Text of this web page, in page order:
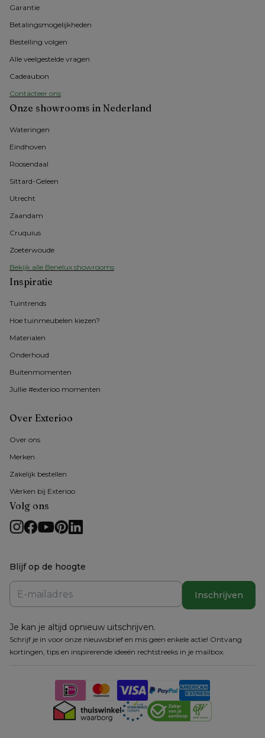
Garantie
Betalingsmogelijkheden
Bestelling volgen
Alle veelgestelde vragen
Cadeaubon
Contacteer ons
Onze showrooms in Nederland
Wateringen
Eindhoven
Roosendaal
Sittard-Geleen
Utrecht
Zaandam
Cruquius
Zoeterwoude
Bekijk alle Benelux showrooms
Inspiratie
Tuintrends
Hoe tuinmeubelen kiezen?
Materialen
Onderhoud
Buitenmomenten
Jullie #exterioo momenten
Over Exterioo
Over ons
Merken
Zakelijk bestellen
Werken bij Exterioo
Volg ons
Blijf op de hoogte
Inschrijven
Je kan je altijd opnieuw uitschrijven.
Schrijf je in voor onze nieuwsbrief en mis geen enkele actie! Ontvang
kortingen, tips en inspirerende ideeën rechtstreeks in je mailbox.